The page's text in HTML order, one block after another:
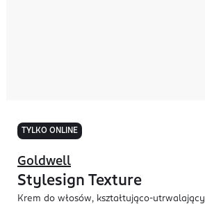
TYLKO ONLINE
Goldwell
Stylesign Texture
Krem do włosów, kształtująco-utrwalający